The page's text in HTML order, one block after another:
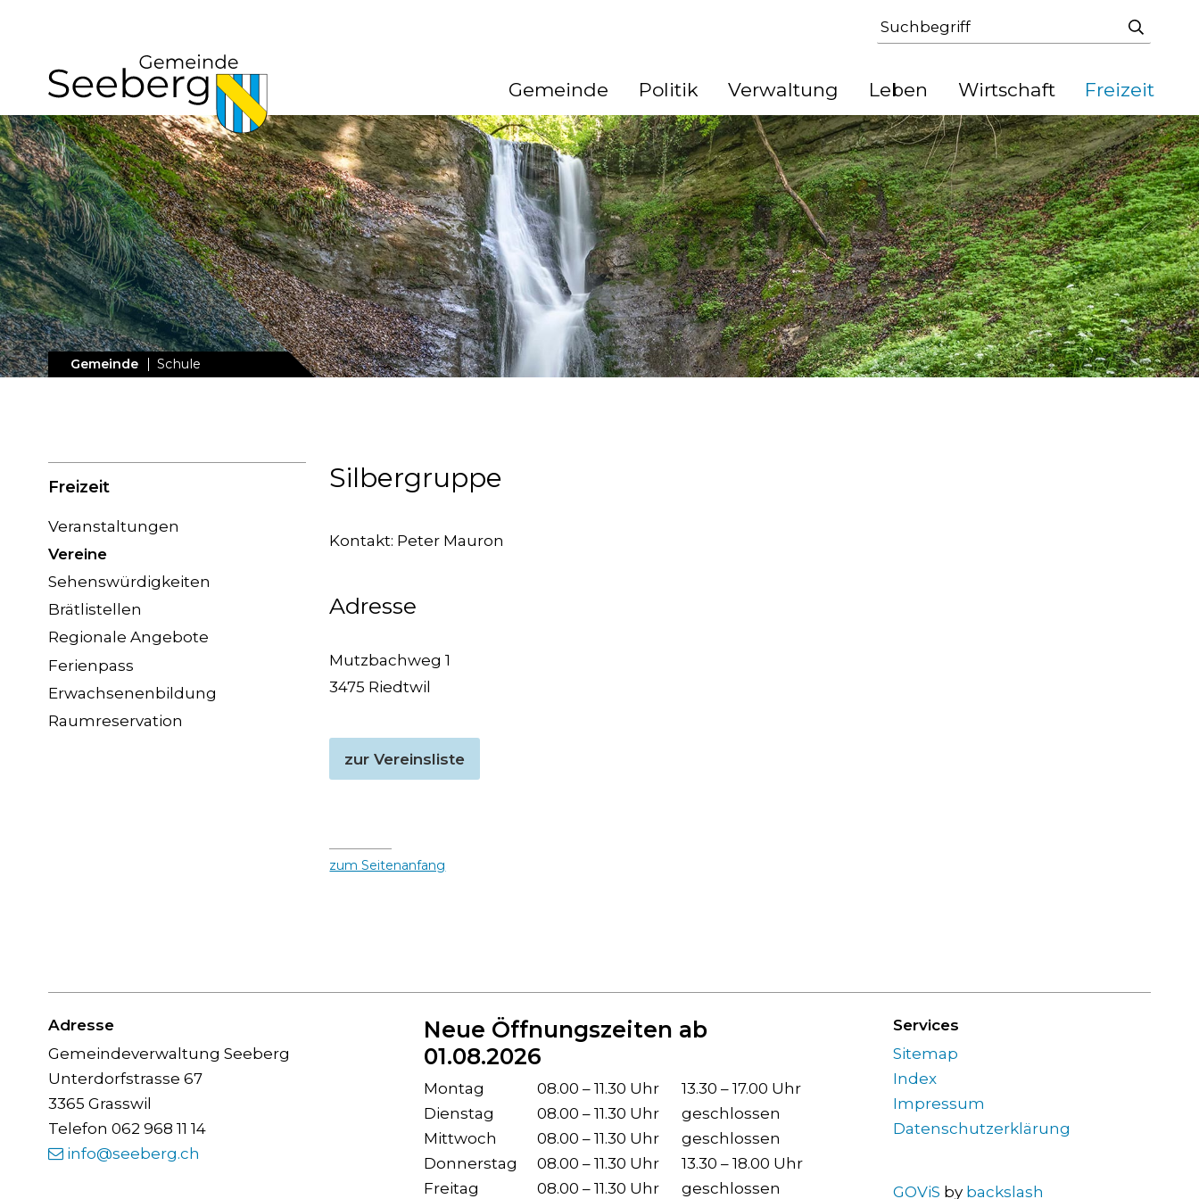
Suchbegriff
Suche
Gemeinde Politik Verwaltung Leben Wirtschaft Freizeit
Gemeinde Schule
Subnavigation
Freizeit
Veranstaltungen
Vereine
Sehenswürdigkeiten
Brätlistellen
Regionale Angebote
Ferienpass
Erwachsenenbildung
Raumreservation
Silbergruppe
Kontakt: Peter Mauron
Adresse
Mutzbachweg 1
3475 Riedtwil
zur Vereinsliste
zum Seitenanfang
Adresse
Gemeindeverwaltung Seeberg
Unterdorfstrasse 67
3365 Grasswil
Telefon 062 968 11 14
info@seeberg.ch
Neue Öffnungszeiten ab
01.08.2026
Wochentag Öffnungszeiten Vormittag Öffnungszeiten Nachmittag
Montag 08.00 – 11.30 Uhr
13.30 – 17.00 Uhr
Dienstag
08.00 – 11.30 Uhr
geschlossen
Mittwoch
08.00 – 11.30 Uhr
geschlossen
Donnerstag
08.00 – 11.30 Uhr
13.30 – 18.00 Uhr
Freitag
08.00 – 11.30 Uhr geschlossen
Services
Sitemap
Index
Impressum
Datenschutzerklärung
GOViS by backslash